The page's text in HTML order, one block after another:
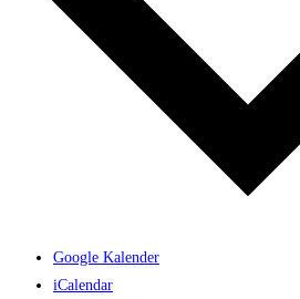
Google Kalender
iCalendar